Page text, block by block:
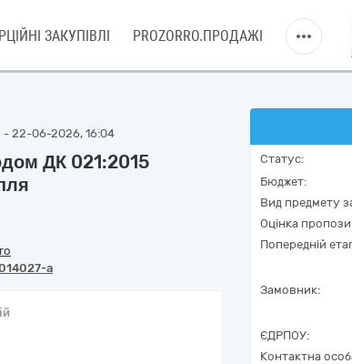
ЗАКУПІВЛІ PROZORRO.ПРОДАЖІ
- 22-06-2026, 16:04
ДК 021:2015
a
Статус:
Бюджет:
Вид предмету
Оцінка
Попередній
Замовник:
ЄДРПОУ:
Контактна